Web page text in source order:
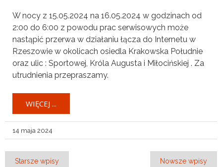
W nocy z 15.05.2024 na 16.05.2024 w godzinach od
2:00 do 6:00 z powodu prac serwisowych może
nastąpić przerwa w działaniu łącza do Internetu w
Rzeszowie w okolicach osiedla Krakowska Południe
oraz ulic : Sportowej, Króla Augusta i Miłocińskiej . Za
utrudnienia przepraszamy.
WIĘCEJ ...
14 maja 2024
Nawigacja
Starsze wpisy Nowsze wpisy